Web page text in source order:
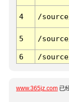
4 /
5 /
6 /
www.365jz.com 已